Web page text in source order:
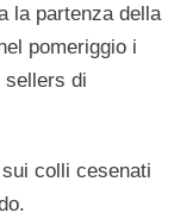
la partenza della
pomeriggio i
sellers di
colli cesenati